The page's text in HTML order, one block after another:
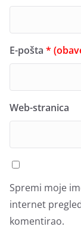
E-pošta *
Web-stranica
Spremi moje
internet
komentirao.